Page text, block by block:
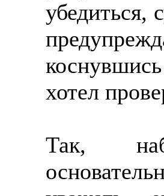
убедиться,
хотел
Так,